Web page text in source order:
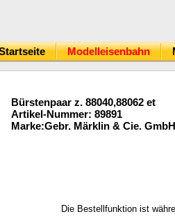
Modelleisenbahn
Bürstenpaar z. 88040,88062 et
Artikel-Nummer: 89891
Marke:Gebr. Märklin & Cie. GmbH
Die Bestellfunktion ist